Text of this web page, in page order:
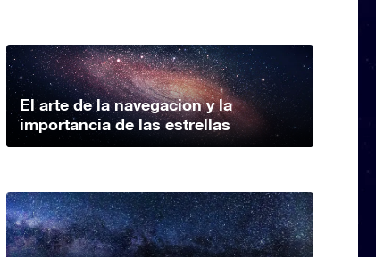
El arte de la navegacion y la
importancia de las estrellas